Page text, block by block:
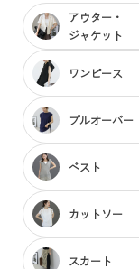
アウター・
ジャケット
ワンピース
プルオーバー
ベスト
カットソー
スカート